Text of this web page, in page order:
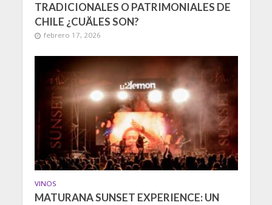
TRADICIONALES O PATRIMONIALES DE
CHILE ¿CUÄLES SON?
febrero 17, 2026
VINOS
MATURANA SUNSET EXPERIENCE: UN